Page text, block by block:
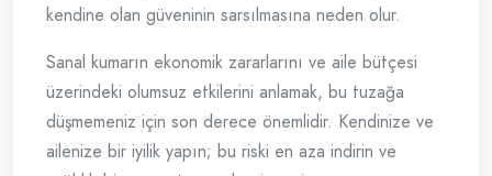
kendine olan güveninin sarsılmasına neden olur.
Sanal kumarın ekonomik zararlarını ve aile bütçesi
üzerindeki olumsuz etkilerini anlamak, bu tuzağa
düşmemeniz için son derece önemlidir. Kendinize ve
ailenize bir iyilik yapın; bu riski en aza indirin ve